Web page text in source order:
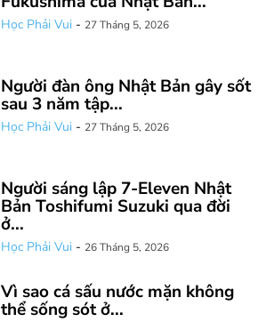
Học Phải Vui - 27 Tháng 5, 2026
Người đàn ông Nhật Bản gây sốt
sau 3 năm tập...
Học Phải Vui - 27 Tháng 5, 2026
Người sáng lập 7-Eleven Nhật
Bản Toshifumi Suzuki qua đời
ở...
Học Phải Vui - 26 Tháng 5, 2026
Vì sao cá sấu nước mặn không
thể sống sót ở...